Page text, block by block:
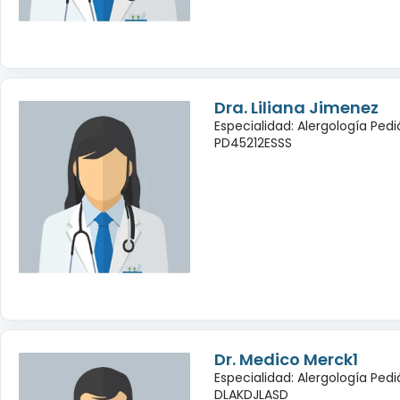
Dra. Liliana Jimenez
Especialidad: Alergología
PD45212ESSS
Dr. Medico Merck1
Especialidad: Alergología
DLAKDJLASD